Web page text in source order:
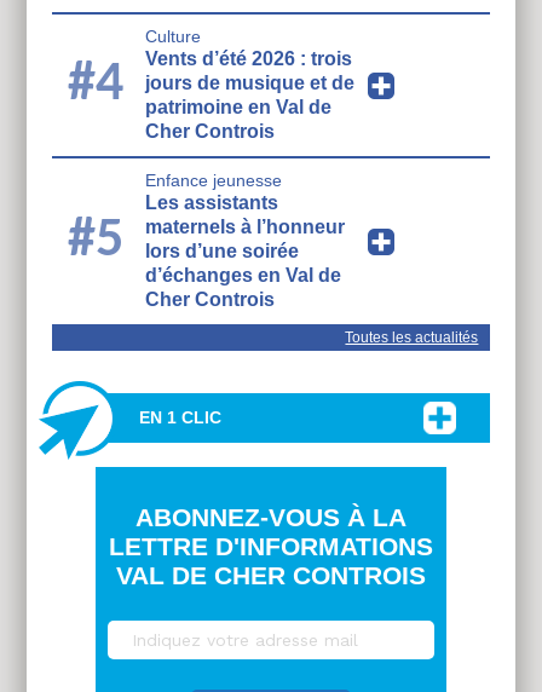
#4
Culture
Vents d’été 2026 : trois
jours de musique et de
patrimoine en Val de
Cher Controis
#5
Enfance jeunesse
Les assistants
maternels à l’honneur
lors d’une soirée
d’échanges en Val de
Cher Controis
Toutes les actualités
EN 1 CLIC
ABONNEZ-VOUS À LA
LETTRE D'INFORMATIONS
VAL DE CHER CONTROIS